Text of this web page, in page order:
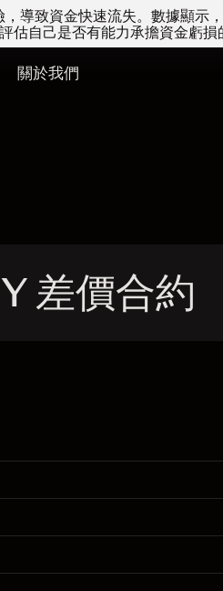
導致資金快速流失。 數據顯示，
自己是否有能力承擔資金虧損
關於我們
差價合約
。